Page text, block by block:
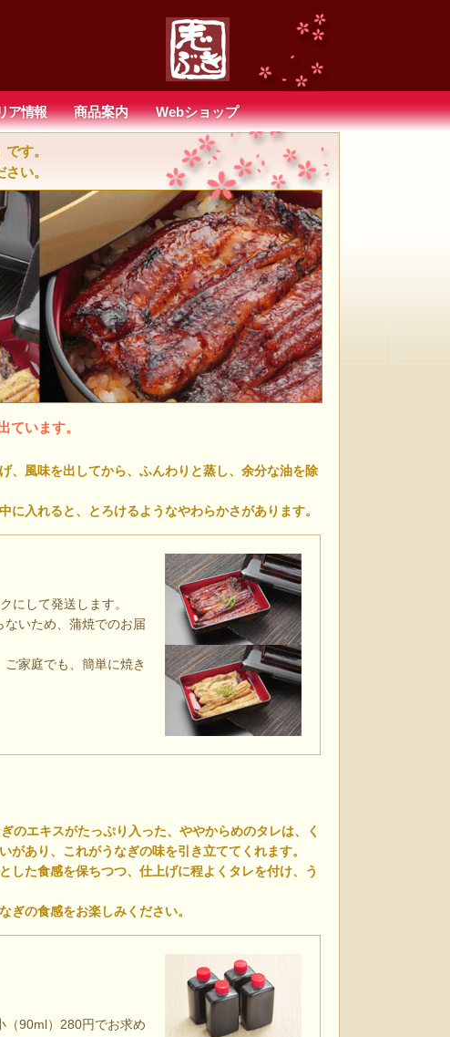
ア情報 商品案内 Webショップ
す。
い。
ています。
、風味を出してから、ふんわりと蒸し、余分な油を除
入れると、とろけるようなやわらかさがあります。
にして発送します。
いため、蒲焼でのお届
家庭でも、簡単に焼き
のエキスがたっぷり入った、ややからめのタレは、く
あり、これがうなぎの味を引き立ててくれます。
した食感を保ちつつ、仕上げに程よくタレを付け、う
ぎの食感をお楽しみください。
（90ml）280円でお求め